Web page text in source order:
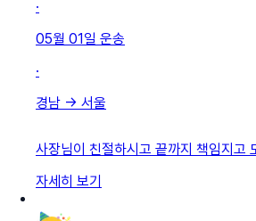
·
05월 01일 운송
·
경남 → 서울
사장님이 친절하시고 끝까지 책임지고
자세히 보기